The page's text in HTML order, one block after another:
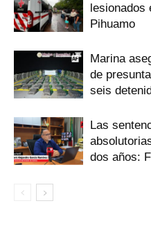
Pihuamo
Marina
de
seis
Las
dos años: